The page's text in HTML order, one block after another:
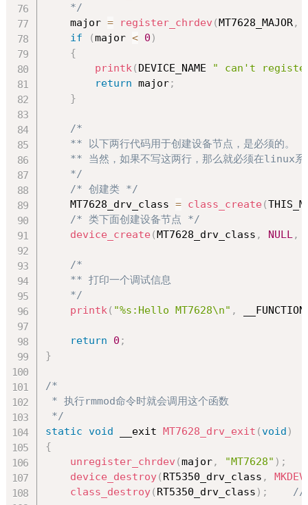
    */
    major
= register_chrdev (MT7628_MAJOR,
if
(major < 0 )
{
printk( DEVICE_NAME " can't register
return major;
}
/*
    ** 以下两行代码用于创建设备节点，是必须的。
** 当然，如果不写这两行，那么就必须在linux
    */
/* 创建类 */
    MT7628_drv_class
= class_create (
/* 类下面创建设备节点 */
device_create (MT7628_drv_class , NULL,
/*
    ** 打印一个调试信息
    */
printk( "%s:Hello MT7628\n" ,
return 0 ;
}
/*
* 执行rmmod命令时就会调用这个函数
*/
static void __exit MT7628_drv_exit (void )
{
unregister_chrdev (major, "MT7628" ) ;
device_destroy( RT5350_drv_class , MKDEV
class_destroy( RT5350_drv_class ) ; //